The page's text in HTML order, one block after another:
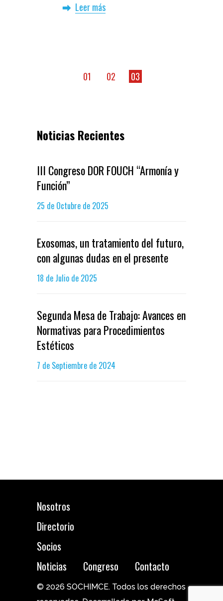
Leer más
01 02 03
Noticias Recientes
III Congreso DOR FOUCH “Armonía y
Función”
25 de Octubre de 2025
Exosomas, un tratamiento del futuro,
con algunas dudas en el presente
18 de Julio de 2025
Segunda Mesa de Trabajo: Avances en
Normativas para Procedimientos
Estéticos
7 de Septiembre de 2024
Nosotros
Directorio
Socios
Noticias
Congreso Contacto
© 2026 SOCHIMCE. Todos los derechos